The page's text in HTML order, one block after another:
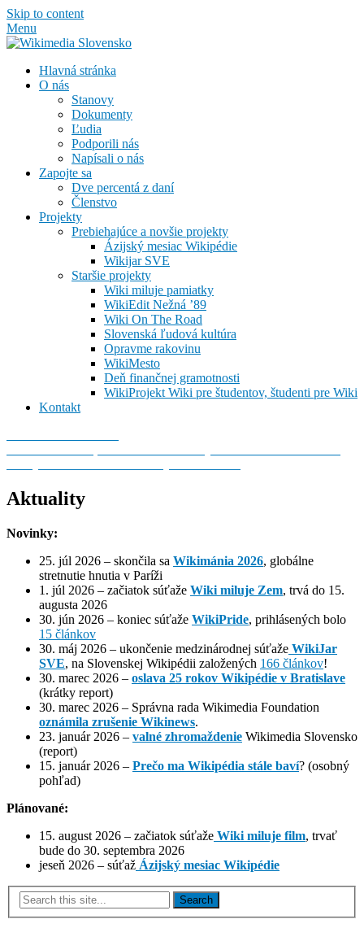
Skip to content
Menu
Hlavná stránka
O nás
Stanovy
Dokumenty
Ľudia
Podporili nás
Napísali o nás
Zapojte sa
Dve percentá z daní
Členstvo
Projekty
Prebiehajúce a novšie projekty
Ázijský mesiac Wikipédie
Wikijar SVE
Staršie projekty
Wiki miluje pamiatky
WikiEdit Nežná ’89
Wiki On The Road
Slovenská ľudová kultúra
Opravme rakovinu
WikiMesto
Deň finančnej gramotnosti
WikiProjekt Wiki pre študentov, študenti pre Wiki
Kontakt
Aktuality
Novinky:
25. júl 2026 – skončila sa Wikimánia 2026, globálne
stretnutie hnutia v Paríži
1. júl 2026 – začiatok súťaže Wiki miluje Zem, trvá do 15.
augusta 2026
30. jún 2026 – koniec súťaže WikiPride, prihlásených bolo
15 článkov
30. máj 2026 – ukončenie medzinárodnej súťaže WikiJar
SVE, na Slovenskej Wikipédii založených 166 článkov!
30. marec 2026 – oslava 25 rokov Wikipédie v Bratislave
(krátky report)
30. marec 2026 – Správna rada Wikimedia Foundation
oznámila zrušenie Wikinews.
23. január 2026 – valné zhromaždenie Wikimedia Slovensko
(report)
15. január 2026 – Prečo ma Wikipédia stále baví? (osobný
pohľad)
Plánované:
15. august 2026 – začiatok súťaže Wiki miluje film, trvať
bude do 30. septembra 2026
jeseň 2026 – súťaž Ázijský mesiac Wikipédie